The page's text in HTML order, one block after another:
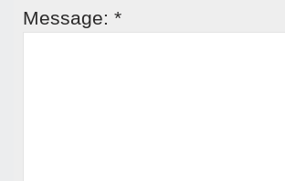
Message: *